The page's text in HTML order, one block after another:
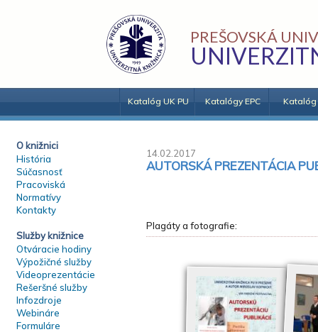
PREŠOVSKÁ
Katalóg UK PU Katalógy EPC Katalóg
O knižnici
História
Súčasnosť
Pracoviská
Normatívy
Kontakty
Služby knižnice
Otváracie hodiny
Výpožičné služby
Videoprezentácie
Rešeršné služby
Infozdroje
Webináre
Formuláre
14.02.2017
AUTORSKÁ PREZENTÁCIA
Plagáty a fotografie: